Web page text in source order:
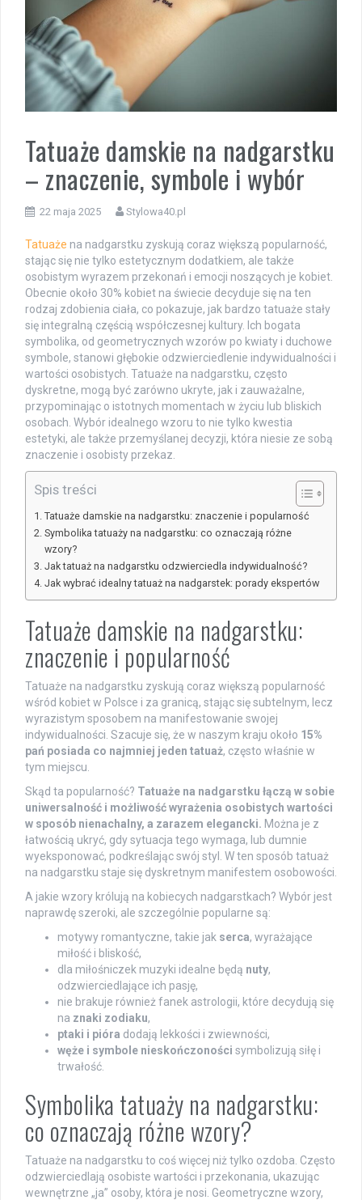
Tatuaże damskie na nadgarstku
– znaczenie, symbole i wybór
22 maja 2025 Stylowa40.pl
Tatuaże na nadgarstku zyskują coraz większą popularność,
stając się nie tylko estetycznym dodatkiem, ale także
osobistym wyrazem przekonań i emocji noszących je kobiet.
Obecnie około 30% kobiet na świecie decyduje się na ten
rodzaj zdobienia ciała, co pokazuje, jak bardzo tatuaże stały
się integralną częścią współczesnej kultury. Ich bogata
symbolika, od geometrycznych wzorów po kwiaty i duchowe
symbole, stanowi głębokie odzwierciedlenie indywidualności i
wartości osobistych. Tatuaże na nadgarstku, często
dyskretne, mogą być zarówno ukryte, jak i zauważalne,
przypominając o istotnych momentach w życiu lub bliskich
osobach. Wybór idealnego wzoru to nie tylko kwestia
estetyki, ale także przemyślanej decyzji, która niesie ze sobą
znaczenie i osobisty przekaz.
Spis treści
Tatuaże damskie na nadgarstku: znaczenie i popularność
Symbolika tatuaży na nadgarstku: co oznaczają różne
wzory?
Jak tatuaż na nadgarstku odzwierciedla indywidualność?
Jak wybrać idealny tatuaż na nadgarstek: porady ekspertów
Tatuaże damskie na nadgarstku:
znaczenie i popularność
Tatuaże na nadgarstku zyskują coraz większą popularność
wśród kobiet w Polsce i za granicą, stając się subtelnym, lecz
wyrazistym sposobem na manifestowanie swojej
indywidualności. Szacuje się, że w naszym kraju około 15%
pań posiada co najmniej jeden tatuaż, często właśnie w
tym miejscu.
Skąd ta popularność? Tatuaże na nadgarstku łączą w sobie
uniwersalność i możliwość wyrażenia osobistych wartości
w sposób nienachalny, a zarazem elegancki. Można je z
łatwością ukryć, gdy sytuacja tego wymaga, lub dumnie
wyeksponować, podkreślając swój styl. W ten sposób tatuaż
na nadgarstku staje się dyskretnym manifestem osobowości.
A jakie wzory królują na kobiecych nadgarstkach? Wybór jest
naprawdę szeroki, ale szczególnie popularne są:
motywy romantyczne, takie jak serca, wyrażające
miłość i bliskość,
dla miłośniczek muzyki idealne będą nuty,
odzwierciedlające ich pasję,
nie brakuje również fanek astrologii, które decydują się
na znaki zodiaku,
ptaki i pióra dodają lekkości i zwiewności,
węże i symbole nieskończoności symbolizują siłę i
trwałość.
Symbolika tatuaży na nadgarstku:
co oznaczają różne wzory?
Tatuaże na nadgarstku to coś więcej niż tylko ozdoba. Często
odzwierciedlają osobiste wartości i przekonania, ukazując
wewnętrzne „ja” osoby, która je nosi. Geometryczne wzory,